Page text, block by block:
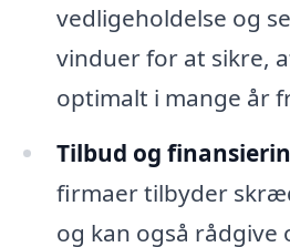
vedligeholdelse og
vinduer for at sikre,
optimalt i mange år
Tilbud og
firmaer tilbyder
og kan også rådgive